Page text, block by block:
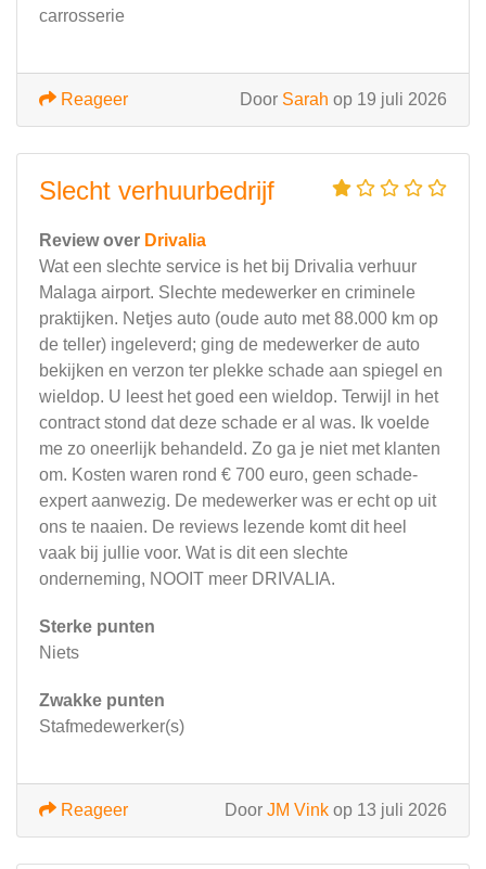
carrosserie
Door Sarah op 19 juli 2026
Reageer
Slecht verhuurbedrijf
Review over Drivalia
Wat een slechte service is het bij Drivalia verhuur
Malaga airport. Slechte medewerker en criminele
praktijken. Netjes auto (oude auto met 88.000 km op
de teller) ingeleverd; ging de medewerker de auto
bekijken en verzon ter plekke schade aan spiegel en
wieldop. U leest het goed een wieldop. Terwijl in het
contract stond dat deze schade er al was. Ik voelde
me zo oneerlijk behandeld. Zo ga je niet met klanten
om. Kosten waren rond € 700 euro, geen schade-
expert aanwezig. De medewerker was er echt op uit
ons te naaien. De reviews lezende komt dit heel
vaak bij jullie voor. Wat is dit een slechte
onderneming, NOOIT meer DRIVALIA.
Sterke punten
Niets
Zwakke punten
Stafmedewerker(s)
Door JM Vink op 13 juli 2026
Reageer